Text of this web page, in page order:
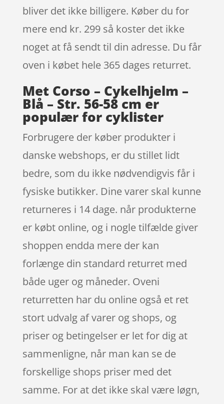
bliver det ikke billigere. Køber du for
mere end kr. 299 så koster det ikke
noget at få sendt til din adresse. Du får
oven i købet hele 365 dages returret.
Met Corso – Cykelhjelm –
Blå – Str. 56-58 cm er
populær for cyklister
Forbrugere der køber produkter i
danske webshops, er du stillet lidt
bedre, som du ikke nødvendigvis får i
fysiske butikker. Dine varer skal kunne
returneres i 14 dage. når produkterne
er købt online, og i nogle tilfælde giver
shoppen endda mere der kan
forlænge din standard returret med
både uger og måneder. Oveni
returretten har du online også et ret
stort udvalg af varer og shops, og
priser og betingelser er let for dig at
sammenligne, når man kan se de
forskellige shops priser med det
samme. For at det ikke skal være løgn,